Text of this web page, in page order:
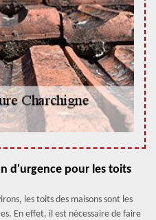
d'urgence pour les toits
les toits des maisons sont les
En effet, il est nécessaire de faire